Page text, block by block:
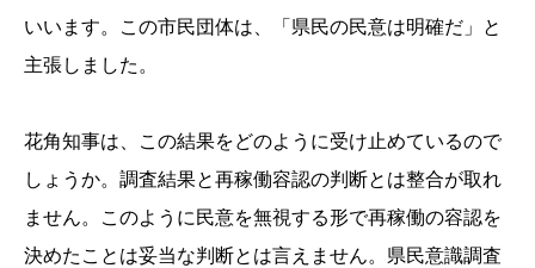
いいます。この市民団体は、「県民の民意は明確だ」と
主張しました。
花角知事は、この結果をどのように受け止めているので
しょうか。調査結果と再稼働容認の判断とは整合が取れ
ません。このように民意を無視する形で再稼働の容認を
決めたことは妥当な判断とは言えません。県民意識調査